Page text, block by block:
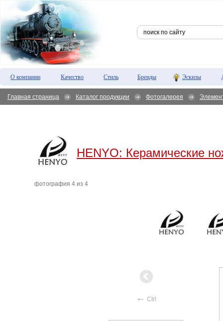
О компании Качество Стиль Бренды Эскизы
Главная страница Каталог продукции Фотогалерея
HENYO: Керамические
фотография 4 из 4
← Ctrl